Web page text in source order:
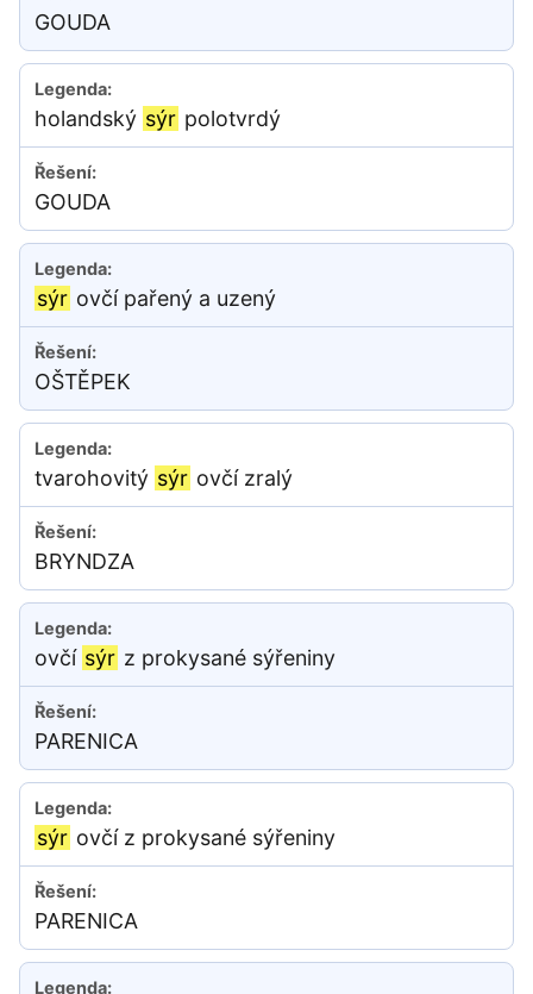
GOUDA
holandský sýr polotvrdý
GOUDA
sýr ovčí pařený a uzený
OŠTĚPEK
tvarohovitý sýr ovčí zralý
BRYNDZA
ovčí sýr z prokysané sýřeniny
PARENICA
sýr ovčí z prokysané sýřeniny
PARENICA